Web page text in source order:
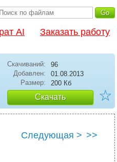
AI Заказать работу
Скачиваний:
96
Добавлен:
01.08.2013
Размер:
200 Кб
Скачать ☆
Следующая > >>